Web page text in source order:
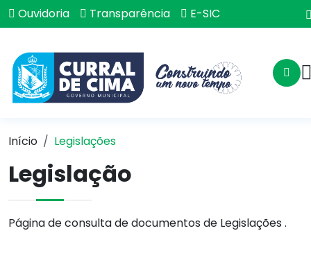
Ouvidoria Transparência E-SIC
Início Legislações
Legislação
Página de consulta de documentos de Legislações .